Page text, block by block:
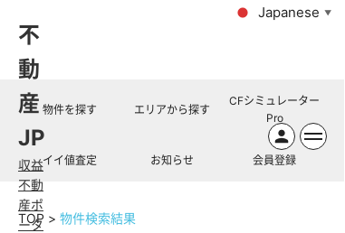
不
動
産
JP
収益
不動
産ポ
ータ
Japanese ▼
物件を探す エリアから探す
CFシミュレーター
Pro
イイ値査定 お知らせ 会員登録
TOP 物件検索結果